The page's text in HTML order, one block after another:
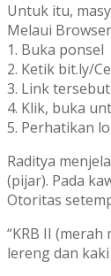
Untuk itu,
Melaui Browser
1. Buka ponsel
2. Ketik bit.ly/
3. Link
4. Klik, buka
5. Perhatikan
Raditya
(pijar). Pada
Otoritas
“KRB II
lereng dan